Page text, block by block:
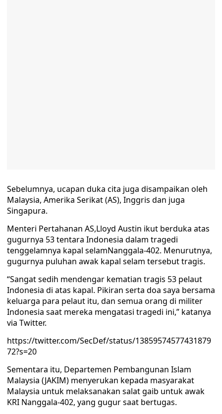
Sebelumnya, ucapan duka cita juga disampaikan oleh
Malaysia, Amerika Serikat (AS), Inggris dan juga
Singapura.
Menteri Pertahanan AS,Lloyd Austin ikut berduka atas
gugurnya 53 tentara Indonesia dalam tragedi
tenggelamnya kapal selamNanggala-402. Menurutnya,
gugurnya puluhan awak kapal selam tersebut tragis.
“Sangat sedih mendengar kematian tragis 53 pelaut
Indonesia di atas kapal. Pikiran serta doa saya bersama
keluarga para pelaut itu, dan semua orang di militer
Indonesia saat mereka mengatasi tragedi ini,” katanya
via Twitter.
https://twitter.com/SecDef/status/13859574577431879
72?s=20
Sementara itu, Departemen Pembangunan Islam
Malaysia (JAKIM) menyerukan kepada masyarakat
Malaysia untuk melaksanakan salat gaib untuk awak
KRI Nanggala-402, yang gugur saat bertugas.